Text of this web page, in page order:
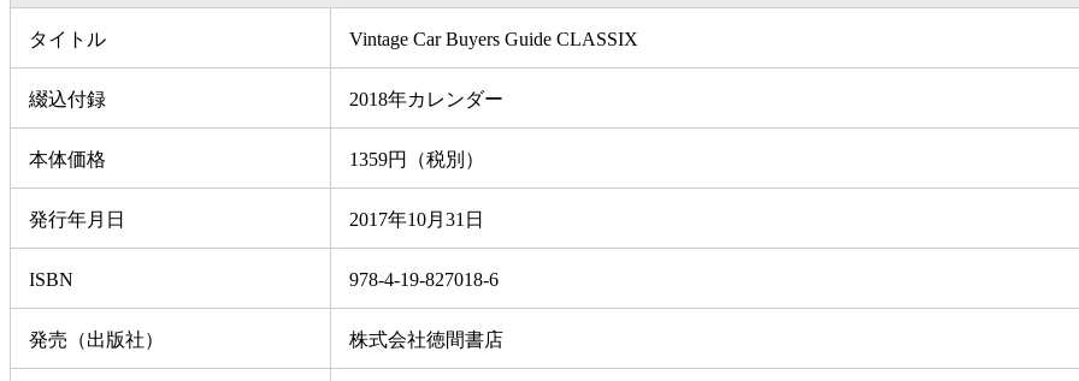
タイトル Vintage Car Buyers Guide CLASSIX
綴込付録 2018年カレンダー
本体価格 1359円（税別）
発行年月日 2017年10月31日
ISBN 978-4-19-827018-6
発売（出版社） 株式会社徳間書店